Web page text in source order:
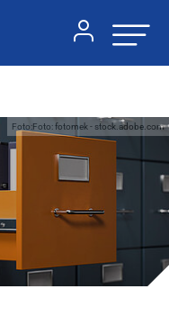
Foto:Foto: fotomek - stock.adobe.com